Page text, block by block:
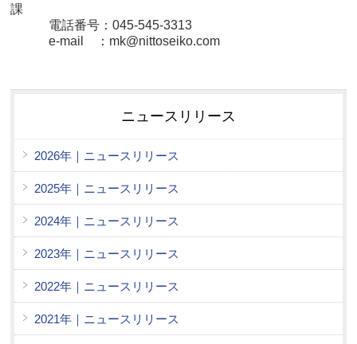
課
電話番号：045-545-3313
e-mail ：mk@nittoseiko.com
ニュースリリース
2026年｜ニュースリリース
2025年｜ニュースリリース
2024年｜ニュースリリース
2023年｜ニュースリリース
2022年｜ニュースリリース
2021年｜ニュースリリース